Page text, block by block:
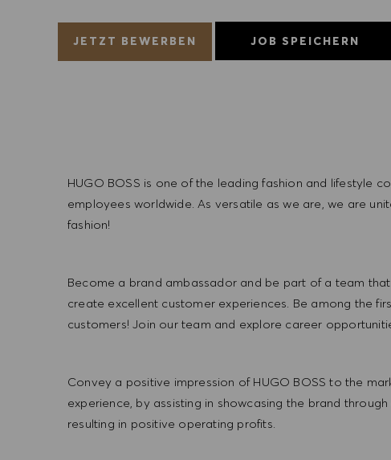
JETZT BEWERBEN JOB SPEICHERN
HUGO BOSS is one of the leading fashion and lifestyle
employees worldwide. As versatile as we are, we are
fashion!
Become a brand ambassador and be part of a team
create excellent customer experiences. Be among the
customers! Join our team and explore career
Convey a positive impression of HUGO BOSS to the
experience, by assisting in showcasing the brand
resulting in positive operating profits.